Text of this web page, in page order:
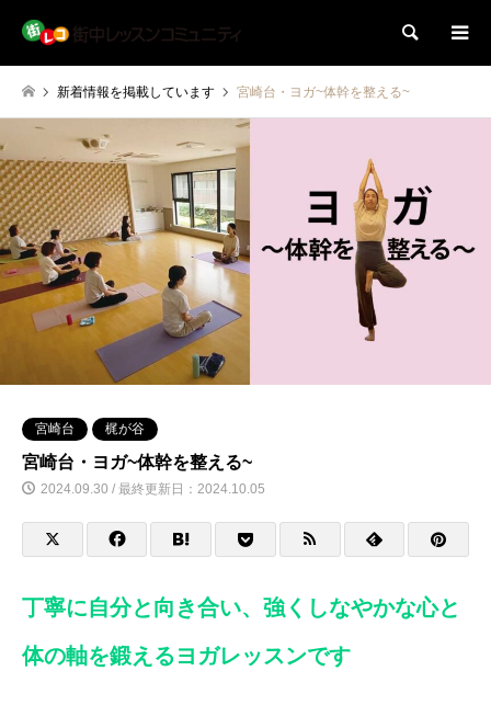
検索
新着情報を掲載しています 宮崎台・ヨガ~体幹を整える~
宮崎台 梶が谷
宮崎台・ヨガ~体幹を整える~
2024.09.30 / 最終更新日：2024.10.05
丁寧に自分と向き合い、強くしなやかな心と
体の軸を鍛えるヨガレッスンです